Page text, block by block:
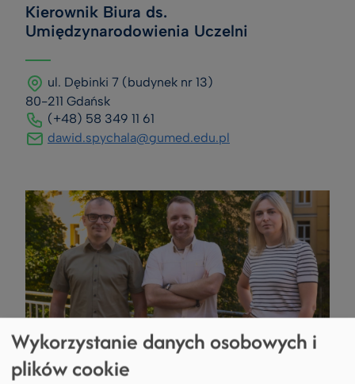
Kierownik Biura ds.
Umiędzynarodowienia Uczelni
ul. Dębinki 7 (budynek nr 13)
80-211 Gdańsk
(+48) 58 349 11 61
dawid.spychala@gumed.edu.pl
Wykorzystanie danych osobowych i
plików cookie